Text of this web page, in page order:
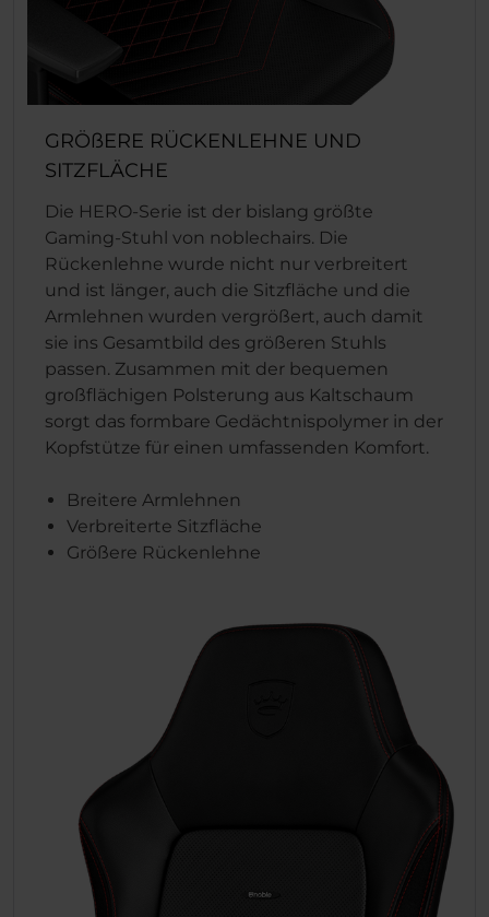
GRÖßERE RÜCKENLEHNE UND
SITZFLÄCHE
Die HERO-Serie ist der bislang größte
Gaming-Stuhl von noblechairs. Die
Rückenlehne wurde nicht nur verbreitert
und ist länger, auch die Sitzfläche und die
Armlehnen wurden vergrößert, auch damit
sie ins Gesamtbild des größeren Stuhls
passen. Zusammen mit der bequemen
großflächigen Polsterung aus Kaltschaum
sorgt das formbare Gedächtnispolymer in der
Kopfstütze für einen umfassenden Komfort.
Breitere Armlehnen
Verbreiterte Sitzfläche
Größere Rückenlehne